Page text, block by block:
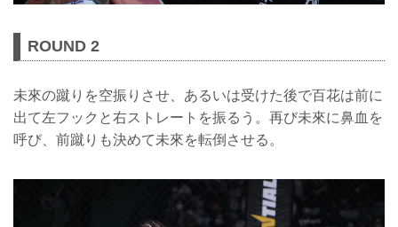
ROUND 2
未來の蹴りを空振りさせ、あるいは受けた後で百花は前に
出て左フックと右ストレートを振るう。再び未來に鼻血を
呼び、前蹴りも決めて未來を転倒させる。